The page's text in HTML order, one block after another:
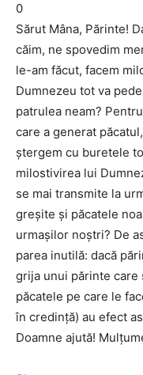
0
Sărut Mâna, Părinte!
căim, ne spovedim
le-am făcut, facem
Dumnezeu tot va
patrulea neam?
care a generat
ștergem cu buretele
milostivirea lui
se mai transmite la
greşite şi păcatele
urmaşilor noştri? De
parea inutilă: dacă
grija unui părinte care
păcatele pe care le
în credinţă) au efect
Doamne ajută!